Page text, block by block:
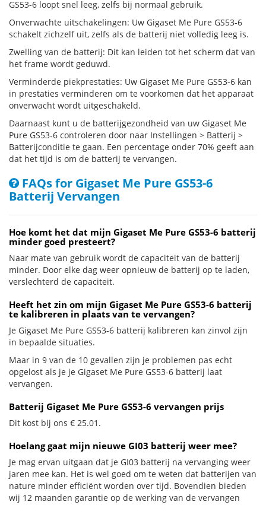
GS53-6 loopt snel leeg, zelfs bij normaal gebruik.
Onverwachte uitschakelingen: Uw Gigaset Me Pure GS53-6
schakelt zichzelf uit, zelfs als de batterij niet volledig leeg is.
Zwelling van de batterij: Dit kan leiden tot het scherm dat van
het frame wordt geduwd.
Verminderde piekprestaties: Uw Gigaset Me Pure GS53-6 kan
in prestaties verminderen om te voorkomen dat het apparaat
onverwacht wordt uitgeschakeld.
Daarnaast kunt u de batterijgezondheid van uw Gigaset Me
Pure GS53-6 controleren door naar Instellingen > Batterij >
Batterijconditie te gaan. Een percentage onder 70% geeft aan
dat het tijd is om de batterij te vervangen.
FAQs for Gigaset Me Pure GS53-6
Batterij Vervangen
Hoe komt het dat mijn Gigaset Me Pure GS53-6 batterij
minder goed presteert?
Naar mate van gebruik wordt de capaciteit van de batterij
minder. Door elke dag weer opnieuw de batterij op te laden,
verslechterd de capaciteit.
Heeft het zin om mijn Gigaset Me Pure GS53-6 batterij
te kalibreren in plaats van te vervangen?
Je Gigaset Me Pure GS53-6 batterij kalibreren kan zinvol zijn
in bepaalde situaties.
Maar in 9 van de 10 gevallen zijn je problemen pas echt
opgelost als je je Gigaset Me Pure GS53-6 batterij laat
vervangen.
Batterij Gigaset Me Pure GS53-6 vervangen prijs
Dit kost bij ons € 25.01.
Hoelang gaat mijn nieuwe GI03 batterij weer mee?
Je mag ervan uitgaan dat je GI03 batterij na vervanging weer
jaren mee kan. Het is wel goed om te weten dat batterijen van
nature minder efficiënt worden over tijd. Bovendien bieden
wij 12 maanden garantie op de werking van de vervangen